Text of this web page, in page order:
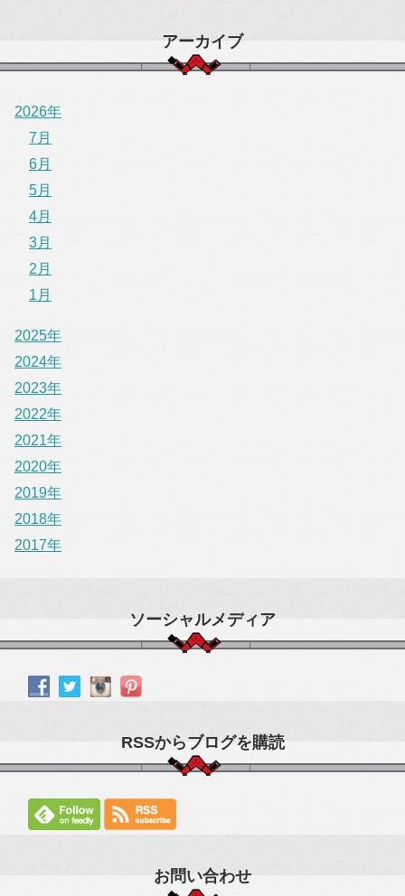
アーカイブ
2026年
7月
6月
5月
4月
3月
2月
1月
2025年
2024年
2023年
2022年
2021年
2020年
2019年
2018年
2017年
ソーシャルメディア
RSSからブログを購読
お問い合わせ